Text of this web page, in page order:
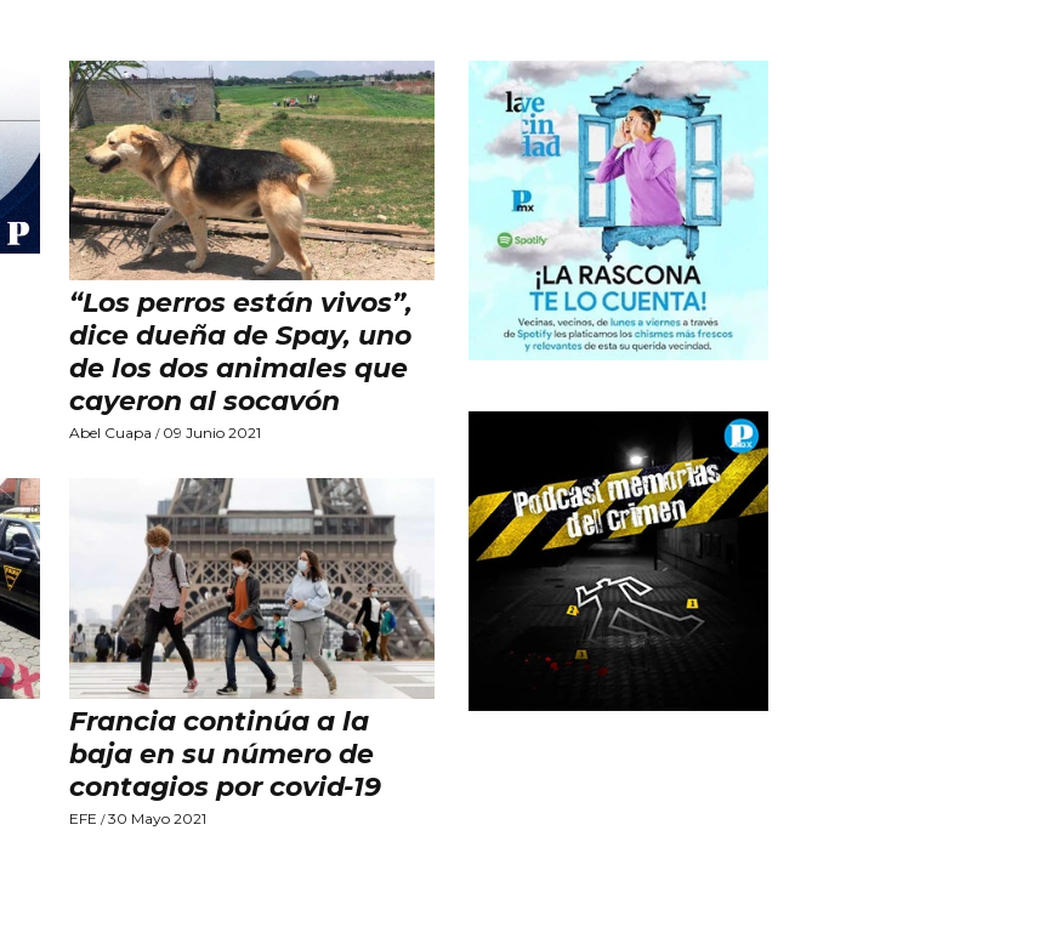
“Los perros están vivos”,
dice dueña de Spay, uno
de los dos animales que
cayeron al socavón
Abel Cuapa / 09 Junio 2021
Francia continúa a la
baja en su número de
contagios por covid-19
EFE /30 Mayo 2021